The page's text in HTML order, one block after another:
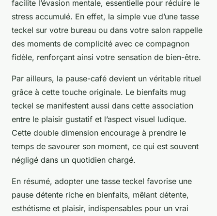
facilite l’évasion mentale, essentielle pour réduire le
stress accumulé. En effet, la simple vue d’une tasse
teckel sur votre bureau ou dans votre salon rappelle
des moments de complicité avec ce compagnon
fidèle, renforçant ainsi votre sensation de bien-être.
Par ailleurs, la pause-café devient un véritable rituel
grâce à cette touche originale. Le bienfaits mug
teckel se manifestent aussi dans cette association
entre le plaisir gustatif et l’aspect visuel ludique.
Cette double dimension encourage à prendre le
temps de savourer son moment, ce qui est souvent
négligé dans un quotidien chargé.
En résumé, adopter une tasse teckel favorise une
pause détente riche en bienfaits, mêlant détente,
esthétisme et plaisir, indispensables pour un vrai